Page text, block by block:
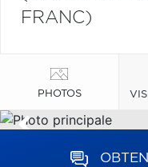
FRANC)
PHOTOS